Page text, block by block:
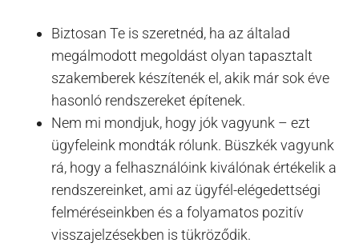
Biztosan Te is szeretnéd, ha az általad
megálmodott megoldást olyan tapasztalt
szakemberek készítenék el, akik már sok éve
hasonló rendszereket építenek.
Nem mi mondjuk, hogy jók vagyunk – ezt
ügyfeleink mondták rólunk. Büszkék vagyunk
rá, hogy a felhasználóink kiválónak értékelik a
rendszereinket, ami az ügyfél-elégedettségi
felméréseinkben és a folyamatos pozitív
visszajelzésekben is tükröződik.